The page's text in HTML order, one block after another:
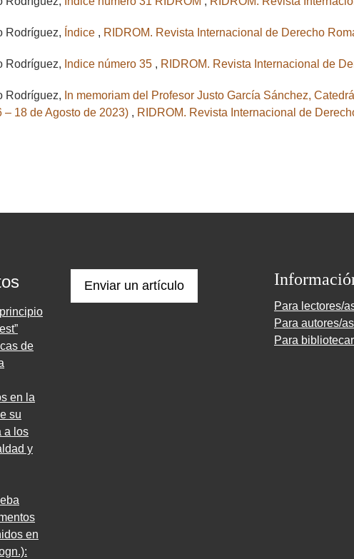
Rodríguez, Índice , RIDROM. Revista Internacional de Derecho
Rodríguez, Indice número 35 , RIDROM. Revista Internacional de
Rodríguez, In memoriam del Profesor Justo García Sánchez,
18 de Agosto de 2023) , RIDROM. Revista Internacional de
de
en la
su
a los
y
en
Enviar un artículo
Para lectores/
Para autores/as
Para